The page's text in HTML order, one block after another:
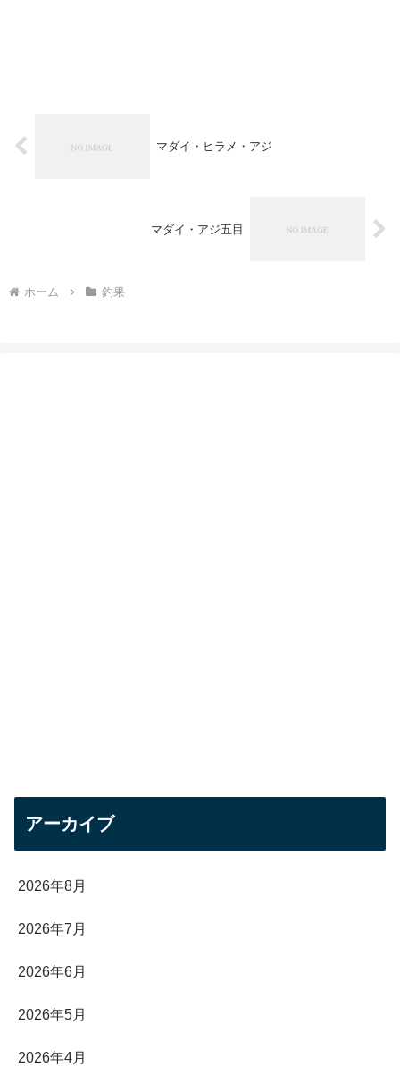
マダイ・ヒラメ・アジ
マダイ・アジ五目
ホーム 釣果
アーカイブ
2026年8月
2026年7月
2026年6月
2026年5月
2026年4月